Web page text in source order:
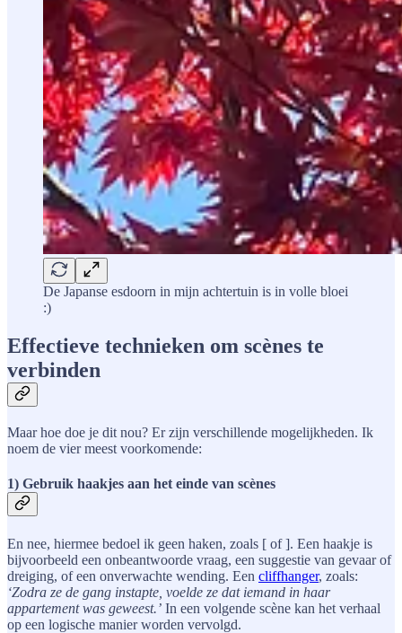
De Japanse esdoorn in mijn achtertuin is in volle bloei
:)
Effectieve technieken om scènes te
verbinden
Maar hoe doe je dit nou? Er zijn verschillende mogelijkheden. Ik
noem de vier meest voorkomende:
1) Gebruik haakjes aan het einde van scènes
En nee, hiermee bedoel ik geen haken, zoals [ of ]. Een haakje is
bijvoorbeeld een onbeantwoorde vraag, een suggestie van gevaar of
dreiging, of een onverwachte wending. Een cliffhanger, zoals:
‘Zodra ze de gang instapte, voelde ze dat iemand in haar
appartement was geweest.’ In een volgende scène kan het verhaal
op een logische manier worden vervolgd.